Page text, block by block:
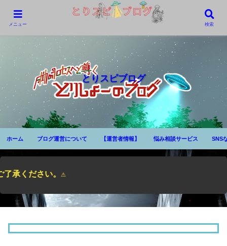
とりスピブログ
ホーム ブログ運営について 【運営者情報】 悩み相談サービス SNS
メニュー 検索